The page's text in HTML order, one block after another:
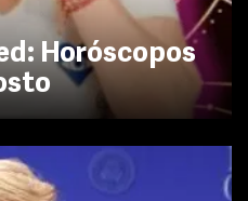
Horóscopos